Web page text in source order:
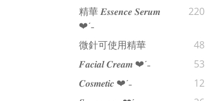
精華 𝑬𝒔𝒔𝒆𝒏𝒄𝒆 𝑺𝒆𝒓𝒖𝒎
❤︎‬ˊ‪‪˗
220
微針可使用精華
48
𝑭𝒂𝒄𝒊𝒂𝒍 𝑪𝒓𝒆𝒂𝒎 ❤︎‬ˊ‪‪˗
53
𝑪𝒐𝒔𝒎𝒆𝒕𝒊𝒄 ❤︎‬ˊ‪‪˗
12